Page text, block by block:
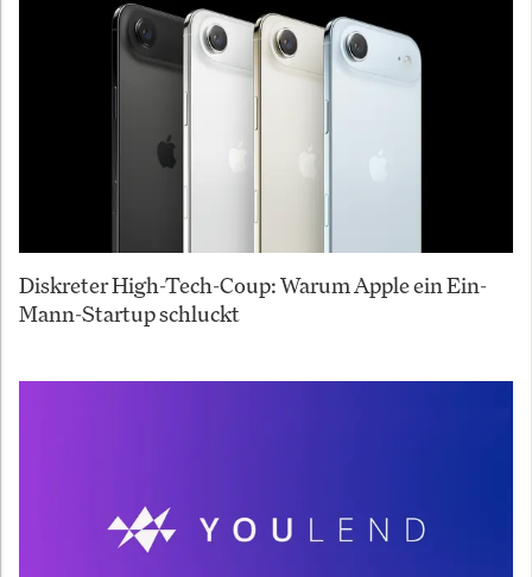
Diskreter High-Tech-Coup: Warum Apple ein Ein-
Mann-Startup schluckt